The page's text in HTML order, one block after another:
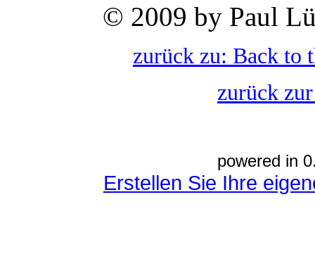
© 2009 by Paul
zurück zu: Back to
zurück
powered in
Erstellen Sie Ihre